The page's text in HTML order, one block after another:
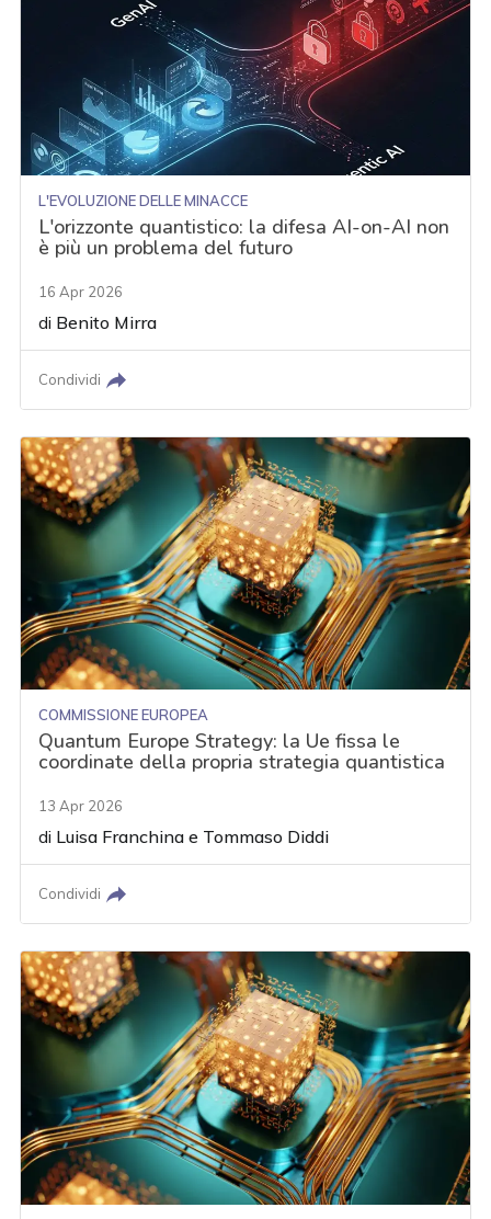
L'EVOLUZIONE DELLE MINACCE
L'orizzonte quantistico: la difesa AI-on-AI non
è più un problema del futuro
16 Apr 2026
di Benito Mirra
Condividi
COMMISSIONE EUROPEA
Quantum Europe Strategy: la Ue fissa le
coordinate della propria strategia quantistica
13 Apr 2026
di Luisa Franchina e Tommaso Diddi
Condividi